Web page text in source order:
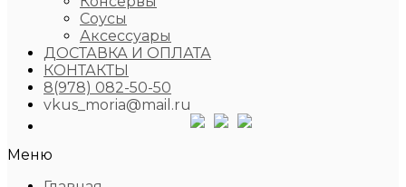
Соусы
Аксессуары
ДОСТАВКА И ОПЛАТА
КОНТАКТЫ
8(978) 082-50-50
vkus_moria@mail.ru
Меню